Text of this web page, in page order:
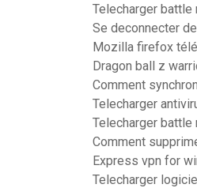
Telecharger battle
Se deconnecter
Mozilla firefox
Dragon ball z
Comment
Telecharger
Telecharger battle
Comment
Express vpn for
Telecharger